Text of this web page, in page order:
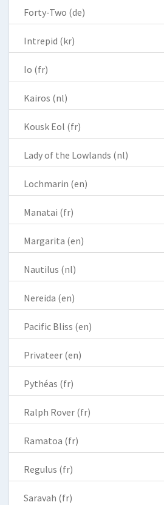
Forty-Two (de)
Intrepid (kr)
Io (fr)
Kairos (nl)
Kousk Eol (fr)
Lady of the Lowlands (nl)
Lochmarin (en)
Manatai (fr)
Margarita (en)
Nautilus (nl)
Nereida (en)
Pacific Bliss (en)
Privateer (en)
Pythéas (fr)
Ralph Rover (fr)
Ramatoa (fr)
Regulus (fr)
Saravah (fr)